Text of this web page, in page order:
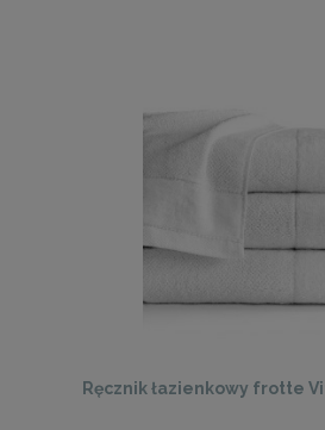
Ręcznik łazienkowy frotte